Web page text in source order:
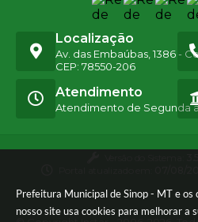
Prefeitura Municipal de Sinop - MT e os
nosso site usa cookies para melhorar a
Localização
Av. das Embaúbas, 1386 -
CEP: 78550-206
Atendimento
Atendimento de Segunda a